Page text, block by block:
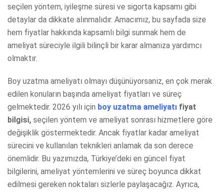
seçilen yöntem, iyileşme süresi ve sigorta kapsamı gibi
detaylar da dikkate alınmalıdır. Amacımız, bu sayfada size
hem fiyatlar hakkında kapsamlı bilgi sunmak hem de
ameliyat süreciyle ilgili bilinçli bir karar almanıza yardımcı
olmaktır.
Boy uzatma ameliyatı olmayı düşünüyorsanız, en çok merak
edilen konuların başında ameliyat fiyatları ve süreç
gelmektedir. 2026 yılı için boy uzatma ameliyatı fiyat
bilgisi, seçilen yöntem ve ameliyat sonrası hizmetlere göre
değişiklik göstermektedir. Ancak fiyatlar kadar ameliyat
sürecini ve kullanılan teknikleri anlamak da son derece
önemlidir. Bu yazımızda, Türkiye’deki en güncel fiyat
bilgilerini, ameliyat yöntemlerini ve süreç boyunca dikkat
edilmesi gereken noktaları sizlerle paylaşacağız. Ayrıca,